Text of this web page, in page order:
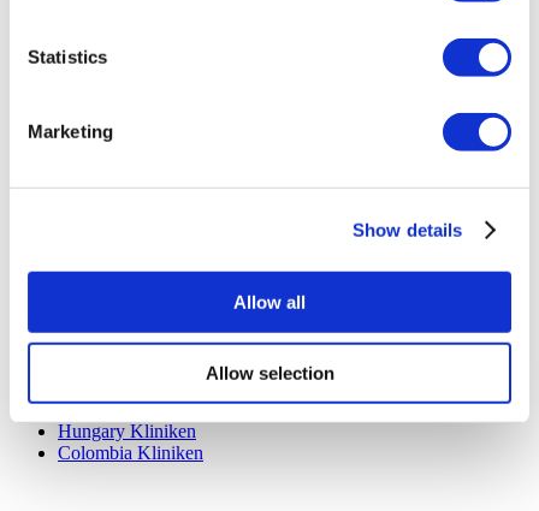
Statistics
Marketing
Show details
Allow all
Allow selection
Ihre Klinik hinzufügen
Spain Kliniken
Thailand Kliniken
Hungary Kliniken
Colombia Kliniken